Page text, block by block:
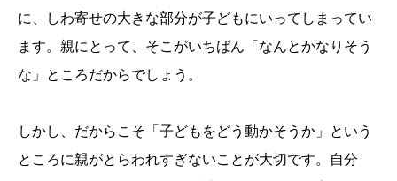
に、しわ寄せの大きな部分が子どもにいってしまってい
ます。親にとって、そこがいちばん「なんとかなりそう
な」ところだからでしょう。
しかし、だからこそ「子どもをどう動かそうか」という
ところに親がとらわれすぎないことが大切です。自分